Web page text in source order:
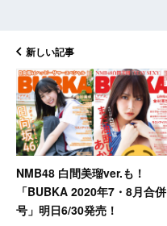
新しい記事
NMB48 白間美瑠ver.も！
「BUBKA 2020年7・8月合併
号」明日6/30発売！